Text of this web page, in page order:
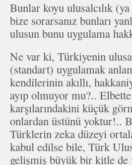
Bunlar koyu ulusalcılık
bize sorarsanız bunları
ulusun bunu uygulama
Ne var ki, Türkiyenin
(standart) uygulamak
kendilerinin akıllı,
ayıp olmuyor mu?..
karşılarındakini küçük
onlardan üstünü yoktur!..
Türklerin zeka düzeyi
kabul edilse bile, Türk
gelişmiş büyük bir kitle